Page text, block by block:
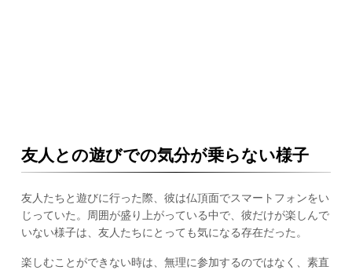
友人との遊びでの気分が乗らない様子
友人たちと遊びに行った際、彼は仏頂面でスマートフォンをい
じっていた。周囲が盛り上がっている中で、彼だけが楽しんで
いない様子は、友人たちにとっても気になる存在だった。
楽しむことができない時は、無理に参加するのではなく、素直